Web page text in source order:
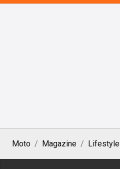
Moto Magazine Lifestyle